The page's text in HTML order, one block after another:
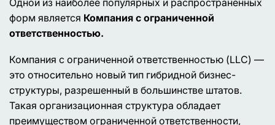
форм является Компания с ограниченной
ответственностью.
Компания с ограниченной ответственностью (LLC) —
это относительно новый тип гибридной бизнес-
структуры, разрешенный в большинстве штатов.
Такая организационная структура обладает
преимуществом ограниченной ответственности,